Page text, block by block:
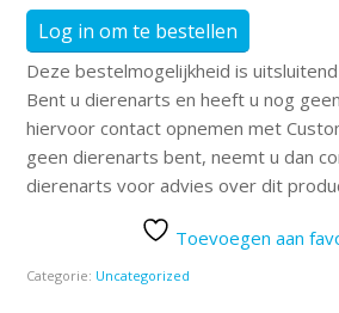
Log in om te bestellen
Deze bestelmogelijkheid is
Bent u dierenarts en heeft u nog
hiervoor contact opnemen met
geen dierenarts bent, neemt u dan
dierenarts voor advies over dit
Toevoegen aan
Categorie: Uncategorized